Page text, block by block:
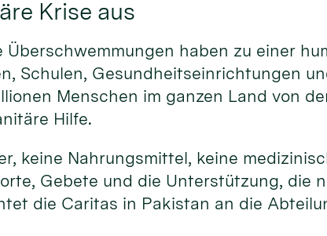
Krise aus
haben zu einer
Schu­len, Gesund­heits­ein­richtun­gen
Men­schen im gan­zen Land von
Hil­fe.
keine Nahrungs­mittel, keine
Ge­bete und die Unter­stützung, die
die Caritas in Pakis­tan an die